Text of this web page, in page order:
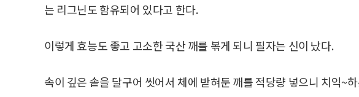
는 리그닌도 함유되어 있다고 한다.
이렇게 효능도 좋고 고소한 국산 깨를 볶게 되니 필자는 신이 났다.
속이 깊은 솥을 달구어 씻어서 체에 받혀둔 깨를 적당량 넣으니 치익~